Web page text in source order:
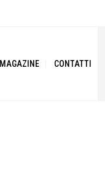
MAGAZINE CONTATTI